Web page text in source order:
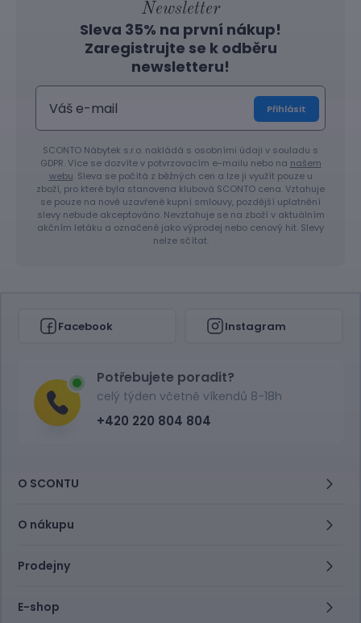
Newsletter
Sleva 35% na první nákup!
Zaregistrujte se k odběru
newsletteru!
Přihlásit
SCONTO Nábytek s.r.o. nakládá s osobními údaji v souladu s
GDPR. Více se dozvíte v potvrzovacím e-mailu nebo na našem
webu. Sleva se počítá z běžných cen a lze ji využít pouze u
zboží, pro které byla stanovena klubová SCONTO cena. Vztahuje
se pouze na nově uzavřené kupní smlouvy, pozdější uplatnění
slevy nebude akceptováno. Nevztahuje se na zboží v aktuálním
akčním letáku a označené jako výprodej nebo cenový hit. Slevy
nelze sčítat.
Facebook Instagram
Potřebujete poradit?
celý týden včetně víkendů 8-18h
+420 220 804 804
O SCONTU
O nákupu
Prodejny
E-shop